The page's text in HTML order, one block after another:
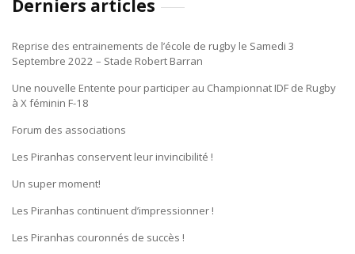
Derniers articles
Reprise des entrainements de l’école de rugby le Samedi 3
Septembre 2022 – Stade Robert Barran
Une nouvelle Entente pour participer au Championnat IDF de Rugby
à X féminin F-18
Forum des associations
Les Piranhas conservent leur invincibilité !
Un super moment!
Les Piranhas continuent d’impressionner !
Les Piranhas couronnés de succès !